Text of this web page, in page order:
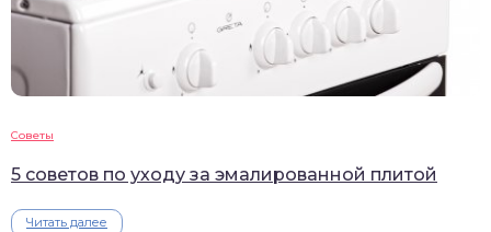
Советы
5 советов по уходу за эмалированной плитой
Читать далее